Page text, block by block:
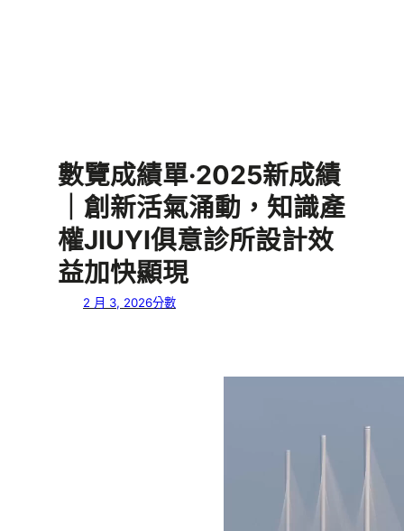
數覽成績單·2025新成績
｜創新活氣涌動，知識產
權JIUYI俱意診所設計效
益加快顯現
2 月 3, 2026分數